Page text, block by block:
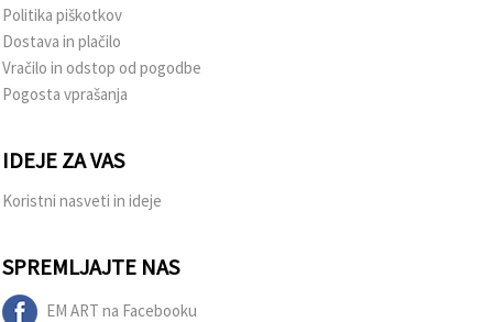
Politika piškotkov
Dostava in plačilo
Vračilo in odstop od pogodbe
Pogosta vprašanja
IDEJE ZA VAS
Koristni nasveti in ideje
SPREMLJAJTE NAS
EM ART na Facebooku